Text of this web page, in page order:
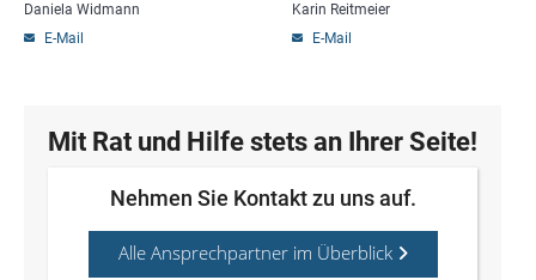
Daniela Widmann
E-Mail
Karin Reitmeier
E-Mail
Mit Rat und Hilfe stets an Ihrer Seite!
Nehmen Sie Kontakt zu uns auf.
Alle Ansprechpartner im Überblick